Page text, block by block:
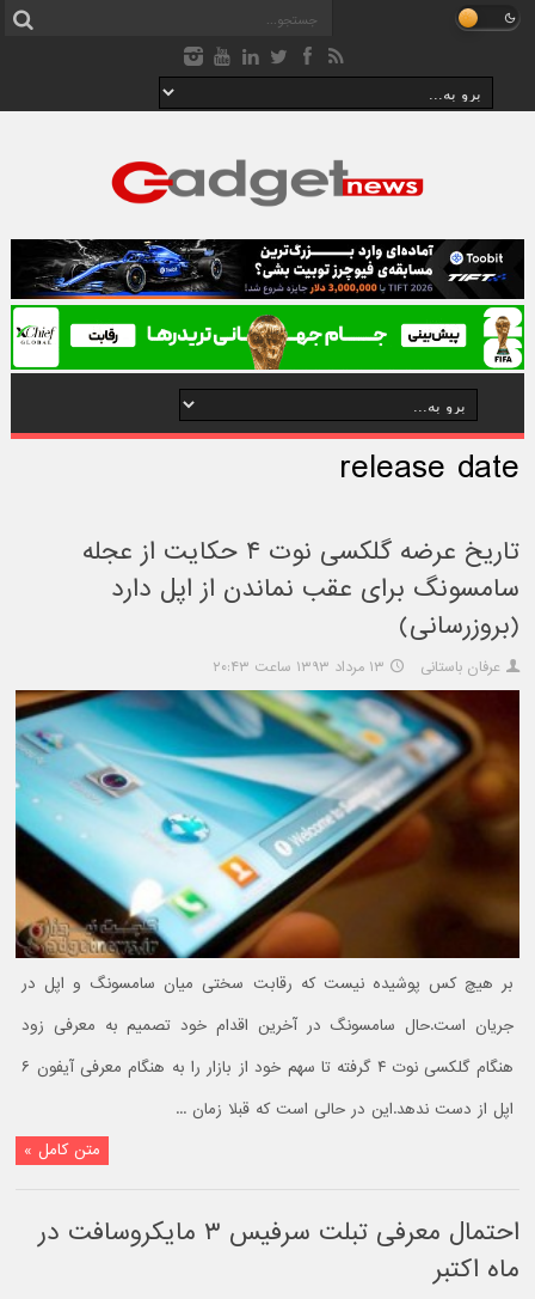
release date
تاریخ عرضه گلکسی نوت ۴ حکایت از عجله
سامسونگ برای عقب نماندن از اپل دارد
(بروزرسانی)
عرفان باستانی ۱۳ مرداد ۱۳۹۳ ساعت ۲۰:۴۳
بر هیچ کس پوشیده نیست که رقابت سختی میان سامسونگ و اپل در
جریان است.حال سامسونگ در آخرین اقدام خود تصمیم به معرفی زود
هنگام گلکسی نوت ۴ گرفته تا سهم خود از بازار را به هنگام معرفی آیفون ۶
اپل از دست ندهد.این در حالی است که قبلا زمان ...
متن کامل »
احتمال معرفی تبلت سرفیس ۳ مایکروسافت در
ماه اکتبر